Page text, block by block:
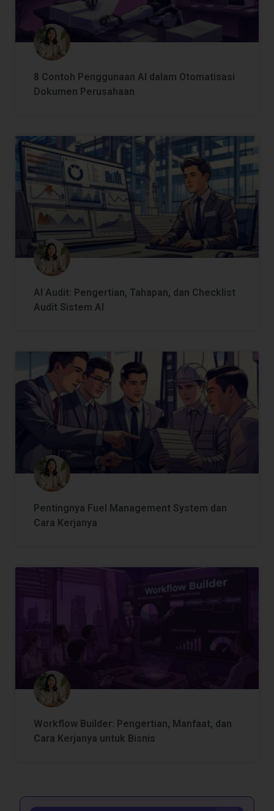
8 Contoh Penggunaan AI dalam Otomatisasi
Dokumen Perusahaan
AI Audit: Pengertian, Tahapan, dan Checklist
Audit Sistem AI
Pentingnya Fuel Management System dan
Cara Kerjanya
Workflow Builder: Pengertian, Manfaat, dan
Cara Kerjanya untuk Bisnis